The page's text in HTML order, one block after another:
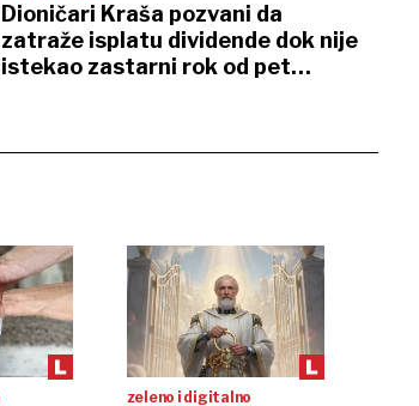
Dioničari Kraša pozvani da
zatraže isplatu dividende dok nije
istekao zastarni rok od pet
zeleno i digitalno